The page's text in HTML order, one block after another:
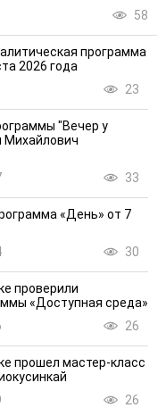
58
программа
2026 года
23
"Вечер у
Михайлович
33
«День» от 7
30
проверили
«Доступная среда»
26
прошел мастер-класс
26